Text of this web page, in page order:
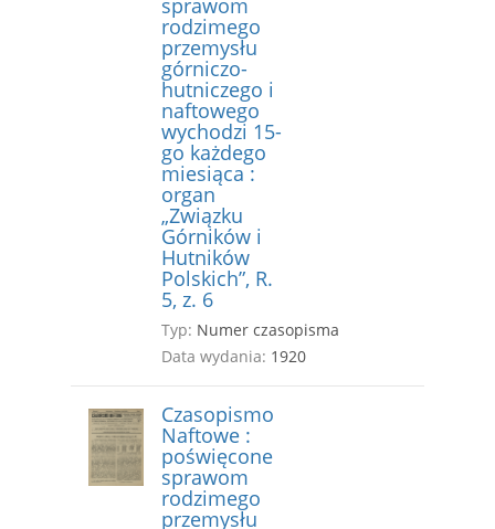
sprawom
rodzimego
przemysłu
górniczo-
hutniczego i
naftowego
wychodzi 15-
go każdego
miesiąca :
organ
„Związku
Górników i
Hutników
Polskich”, R.
5, z. 6
Typ: Numer czasopisma
Data wydania: 1920
Czasopismo
Naftowe :
poświęcone
sprawom
rodzimego
przemysłu